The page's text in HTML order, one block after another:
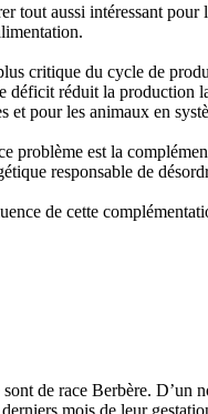
tout aussi intéressant
critique du cycle de
réduit la production
et pour les animaux en
problème est la
responsable de
de cette
de race Berbère. D’un